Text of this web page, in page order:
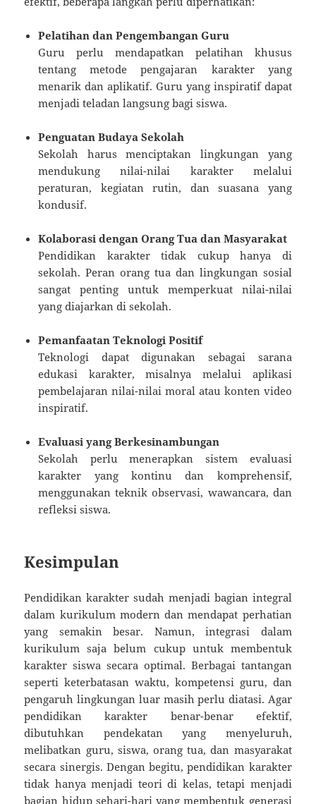
Pelatihan dan Pengembangan Guru
Guru perlu mendapatkan pelatihan khusus
tentang metode pengajaran karakter yang
menarik dan aplikatif. Guru yang inspiratif dapat
menjadi teladan langsung bagi siswa.
Penguatan Budaya Sekolah
Sekolah harus menciptakan lingkungan yang
mendukung nilai-nilai karakter melalui
peraturan, kegiatan rutin, dan suasana yang
kondusif.
Kolaborasi dengan Orang Tua dan Masyarakat
Pendidikan karakter tidak cukup hanya di
sekolah. Peran orang tua dan lingkungan sosial
sangat penting untuk memperkuat nilai-nilai
yang diajarkan di sekolah.
Pemanfaatan Teknologi Positif
Teknologi dapat digunakan sebagai sarana
edukasi karakter, misalnya melalui aplikasi
pembelajaran nilai-nilai moral atau konten video
inspiratif.
Evaluasi yang Berkesinambungan
Sekolah perlu menerapkan sistem evaluasi
karakter yang kontinu dan komprehensif,
menggunakan teknik observasi, wawancara, dan
refleksi siswa.
Kesimpulan
Pendidikan karakter sudah menjadi bagian integral
dalam kurikulum modern dan mendapat perhatian
yang semakin besar. Namun, integrasi dalam
kurikulum saja belum cukup untuk membentuk
karakter siswa secara optimal. Berbagai tantangan
seperti keterbatasan waktu, kompetensi guru, dan
pengaruh lingkungan luar masih perlu diatasi. Agar
pendidikan karakter benar-benar efektif,
dibutuhkan pendekatan yang menyeluruh,
melibatkan guru, siswa, orang tua, dan masyarakat
secara sinergis. Dengan begitu, pendidikan karakter
tidak hanya menjadi teori di kelas, tetapi menjadi
bagian hidup sehari-hari yang membentuk generasi